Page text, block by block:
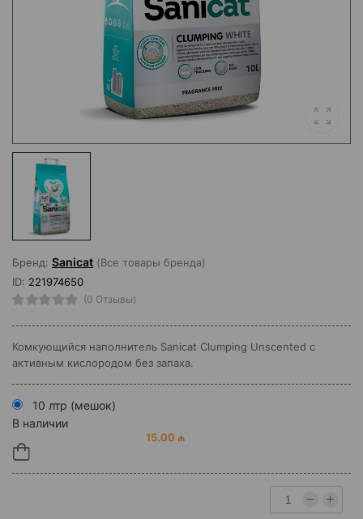
Бренд: Sanicat (Все товары бренда)
ID: 221974650
(0 Отзывы)
Комкующийся наполнитель Sanicat Clumping Unscented с
активным кислородом без запаха.
10 лтр (мешок)
В наличии
15.00 ₼